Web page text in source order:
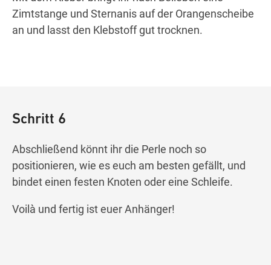
Zimtstange und Sternanis auf der Orangenscheibe
an und lasst den Klebstoff gut trocknen.
Schritt 6
Abschließend könnt ihr die Perle noch so
positionieren, wie es euch am besten gefällt, und
bindet einen festen Knoten oder eine Schleife.
Voilà und fertig ist euer Anhänger!